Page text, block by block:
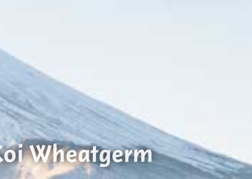
Wheatgerm